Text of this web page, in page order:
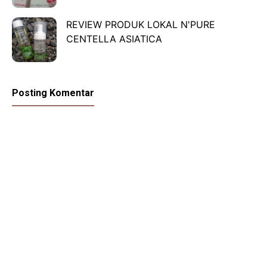
REVIEW PRODUK LOKAL N'PURE
CENTELLA ASIATICA
Posting Komentar